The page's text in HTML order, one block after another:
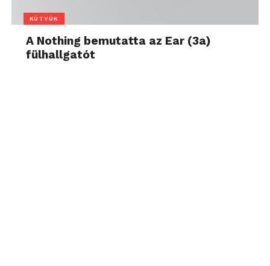
KÜTYÜK
A Nothing bemutatta az Ear (3a)
fülhallgatót